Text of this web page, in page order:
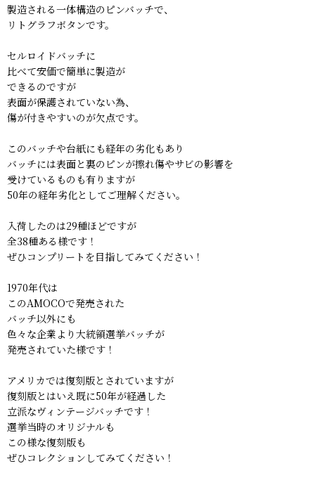
製造される一体構造のピンバッチで、
リトグラフボタンです。
セルロイドバッチに
比べて安価で簡単に製造が
できるのですが
表面が保護されていない為、
傷が付きやすいのが欠点です。
このバッチや台紙にも経年の劣化もあり
バッチには表面と裏のピンが擦れ傷やサビの影響を
受けているものも有りますが
50年の経年劣化としてご理解ください。
入荷したのは29種ほどですが
全38種ある様です！
ぜひコンプリートを目指してみてください！
1970年代は
このAMOCOで発売された
バッチ以外にも
色々な企業より大統領選挙バッチが
発売されていた様です！
アメリカでは復刻版とされていますが
復刻版とはいえ既に50年が経過した
立派なヴィンテージバッチです！
選挙当時のオリジナルも
この様な復刻版も
ぜひコレクションしてみてください！